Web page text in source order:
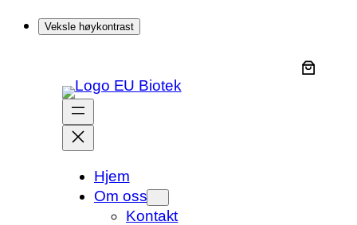
Veksle høykontrast
Hjem
Om oss
Kontakt